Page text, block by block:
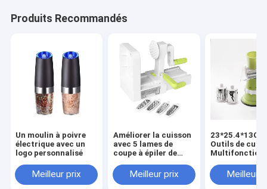
Produits Recommandés
Un moulin à poivre
électrique avec un
logo personnalisé
Meilleur prix
Améliorer la cuisson
avec 5 lames de
coupe à épiler de
420 en acier
inoxydable
Meilleur prix
23*25.4*13CM
Outils de
Multifonction
alimentaire
Chopper de
Meilleur